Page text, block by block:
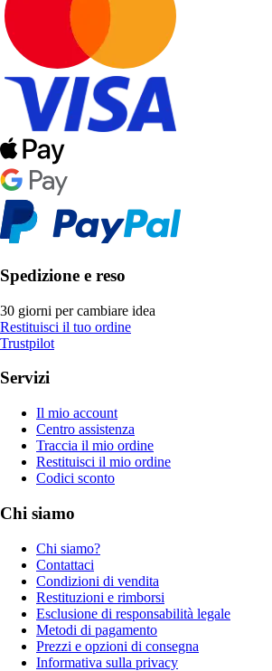
Spedizione e reso
30 giorni per cambiare idea
Restituisci il tuo ordine
Trustpilot
Servizi
Il mio account
Centro assistenza
Traccia il mio ordine
Restituisci il mio ordine
Codici sconto
Chi siamo
Chi siamo?
Contattaci
Condizioni di vendita
Restituzioni e rimborsi
Esclusione di responsabilità legale
Metodi di pagamento
Prezzi e opzioni di consegna
Informativa sulla privacy